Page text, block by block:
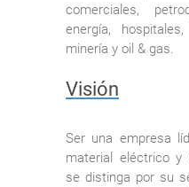
comerciales,
energía,
minería y oil & gas.
Visión
Ser una empresa
material eléctrico y
se distinga por su